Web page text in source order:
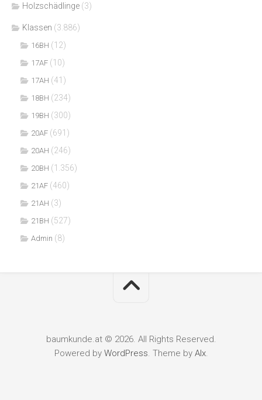
Holzschädlinge (3)
Klassen (3.886)
16BH (12)
17AF (10)
17AH (41)
18BH (234)
19BH (300)
20AF (691)
20AH (246)
20BH (1.356)
21AF (460)
21AH (3)
21BH (527)
Admin (8)
baumkunde.at © 2026. All Rights Reserved.
Powered by WordPress. Theme by Alx.